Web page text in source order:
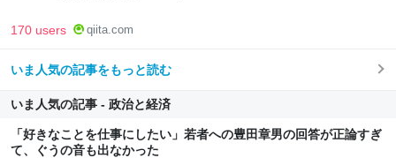
170 users qiita.com
いま人気の記事をもっと読む
いま人気の記事 - 政治と経済
「好きなことを仕事にしたい」若者への豊田章男の回答が正論すぎ
て、ぐうの音も出なかった